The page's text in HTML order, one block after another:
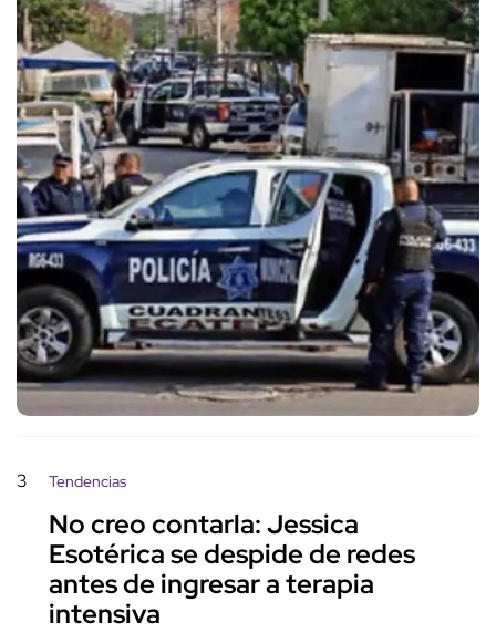
3 Tendencias
No creo contarla: Jessica
Esotérica se despide de redes
antes de ingresar a terapia
intensiva